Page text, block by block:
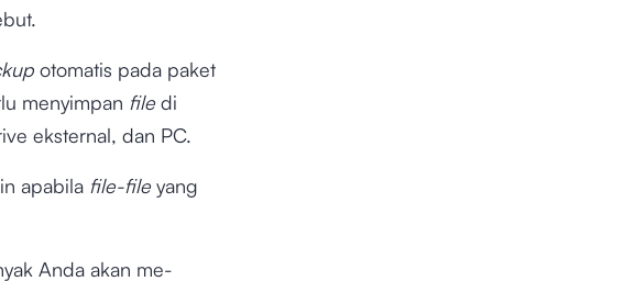
otomatis pada paket
menyimpan filedi
eksternal, dan PC.
apabila file-fileyang
Anda akan me-